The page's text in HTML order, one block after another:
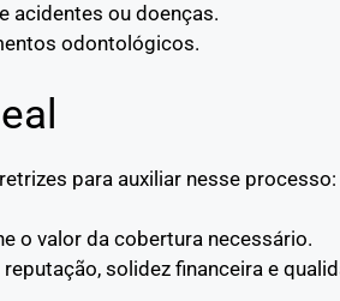
acidentes ou doenças.
odontológicos.
para auxiliar nesse processo:
o valor da cobertura necessário.
solidez financeira e